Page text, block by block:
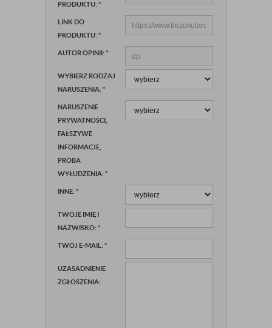
PRODUKTU: *
LINK DO
PRODUKTU: *
AUTOR OPINII: *
WYBIERZ RODZAJ
NARUSZENIA: *
NARUSZENIE
PRYWATNOŚCI,
FAŁSZYWE
INFORMACJE,
PRÓBA
WYŁUDZENIA: *
INNE: *
TWOJE IMIĘ I
NAZWISKO: *
TWÓJ E-MAIL: *
UZASADNIENIE
ZGŁOSZENIA: